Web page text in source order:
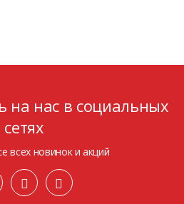
на нас в социальных
сетях
всех новинок и акций